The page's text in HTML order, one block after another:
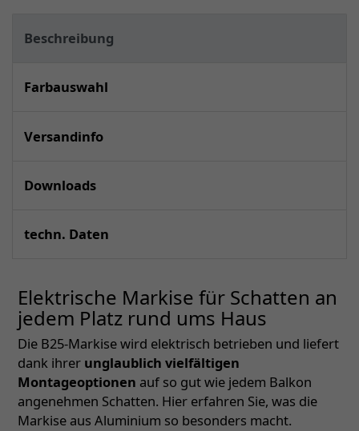
Beschreibung
Farbauswahl
Versandinfo
Downloads
techn. Daten
Elektrische Markise für Schatten an
jedem Platz rund ums Haus
Die B25-Markise wird elektrisch betrieben und liefert
dank ihrer unglaublich vielfältigen
Montageoptionen auf so gut wie jedem Balkon
angenehmen Schatten. Hier erfahren Sie, was die
Markise aus Aluminium so besonders macht.